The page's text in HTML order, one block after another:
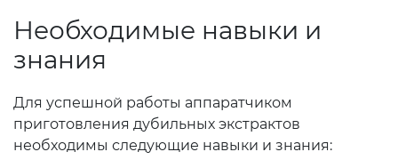
Необходимые навыки и
знания
Для успешной работы аппаратчиком
приготовления дубильных экстрактов
необходимы следующие навыки и знания: